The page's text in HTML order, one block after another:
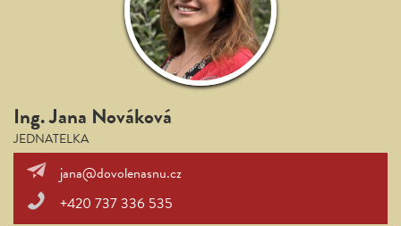
Ing. Jana Nováková
JEDNATELKA
jana@dovolenasnu.cz
+420 737 336 535